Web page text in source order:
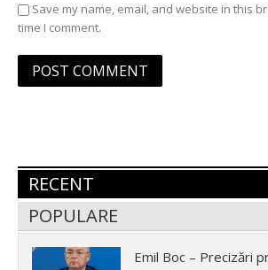
Save my name, email, and website in this
time I comment.
RECENT
POPULARE
Emil Boc – Precizări